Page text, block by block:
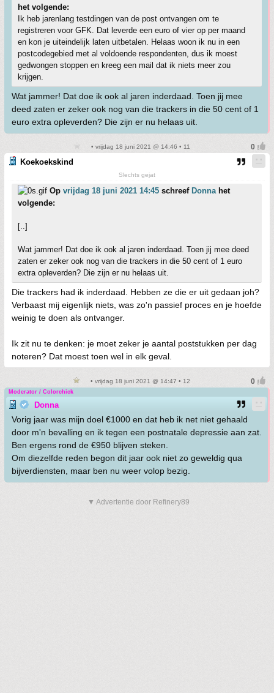
het volgende:
Ik heb jarenlang testdingen van de post ontvangen om te
registreren voor GFK. Dat leverde een euro of vier op per maand
en kon je uiteindelijk laten uitbetalen. Helaas woon ik nu in een
postcodegebied met al voldoende respondenten, dus ik moest
gedwongen stoppen en kreeg een mail dat ik niets meer zou
krijgen.
Wat jammer! Dat doe ik ook al jaren inderdaad. Toen jij mee
deed zaten er zeker ook nog van die trackers in die 50 cent of 1
euro extra opleverden? Die zijn er nu helaas uit.
• vrijdag 18 juni 2021 @ 14:46 • 11
Koekoekskind
Slechts gejat
Op vrijdag 18 juni 2021 14:45 schreef Donnahet
volgende:
[..]
Wat jammer! Dat doe ik ook al jaren inderdaad. Toen jij mee deed
zaten er zeker ook nog van die trackers in die 50 cent of 1 euro
extra opleverden? Die zijn er nu helaas uit.
Die trackers had ik inderdaad. Hebben ze die er uit gedaan joh?
Verbaast mij eigenlijk niets, was zo'n passief proces en je hoefde
weinig te doen als ontvanger.
Ik zit nu te denken: je moet zeker je aantal poststukken per dag
noteren? Dat moest toen wel in elk geval.
• vrijdag 18 juni 2021 @ 14:47 • 12
Moderator / Colorchick
Donna
Vorig jaar was mijn doel €1000 en dat heb ik net niet gehaald
door m'n bevalling en ik tegen een postnatale depressie aan zat.
Ben ergens rond de €950 blijven steken.
Om diezelfde reden begon dit jaar ook niet zo geweldig qua
bijverdiensten, maar ben nu weer volop bezig.
▼ Advertentie door Refinery89